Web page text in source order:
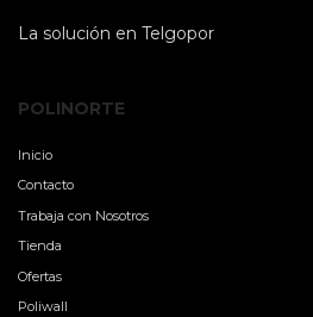
La solución en Telgopor
POLINORTE
Inicio
Contacto
Trabaja con Nosotros
Tienda
Ofertas
Poliwall